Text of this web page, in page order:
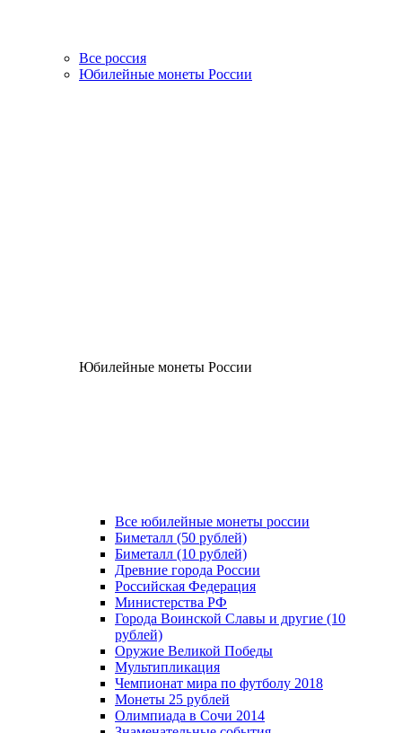
Все россия
Юбилейные монеты России
Юбилейные монеты России
Все юбилейные монеты россии
Биметалл (50 рублей)
Биметалл (10 рублей)
Древние города России
Российская Федерация
Министерства РФ
Города Воинской Славы и другие (10
рублей)
Оружие Великой Победы
Мультипликация
Чемпионат мира по футболу 2018
Монеты 25 рублей
Олимпиада в Сочи 2014